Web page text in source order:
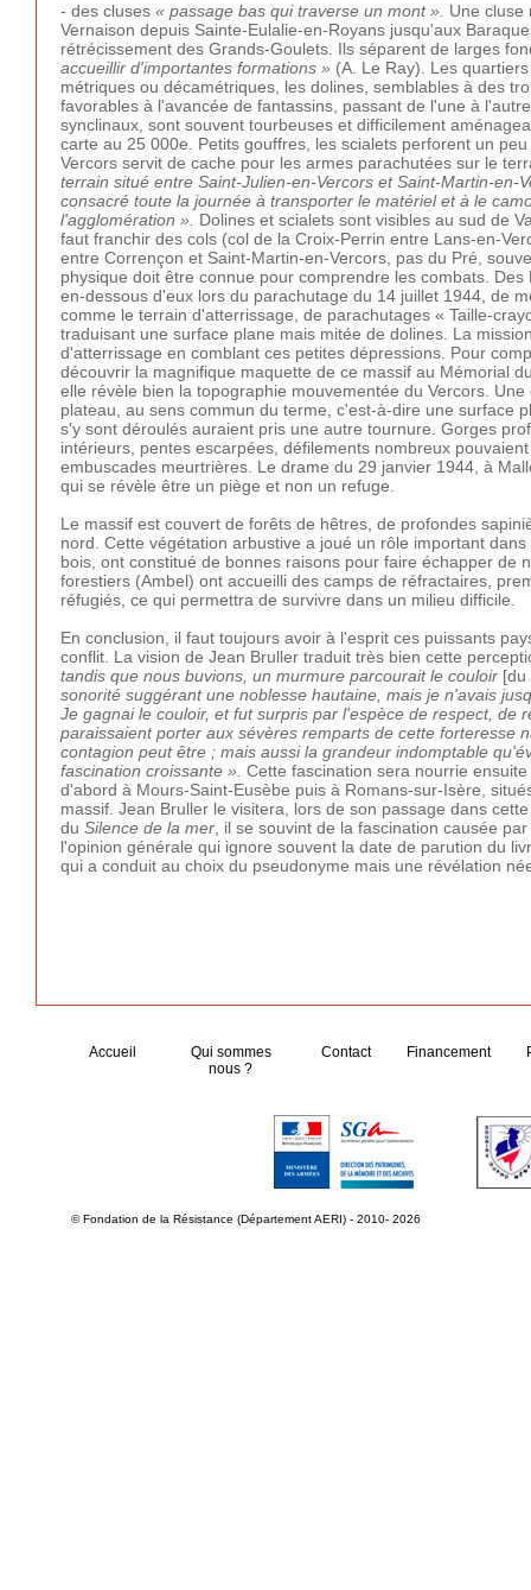
- des cluses « passage bas qui traverse un mont ».
Une cluse
Vernaison depuis Sainte-Eulalie-en-Royans jusqu'aux
rétrécissement des Grands-Goulets. Ils séparent de larges
accueillir d'importantes formations » (A. Le Ray). Les
métriques ou décamétriques, les dolines, semblables à des
favorables à l'avancée de fantassins, passant de l'une à
synclinaux, sont souvent tourbeuses et difficilement
carte au 25 000e. Petits gouffres, les scialets perforent un
Vercors servit de cache pour les armes parachutées sur le
terrain situé entre Saint-Julien-en-Vercors et Saint-Martin-
consacré toute la journée à transporter le matériel et à le
l'agglomération ».
Dolines et scialets sont visibles au sud de
faut franchir des cols (col de la Croix-Perrin entre Lans-en-
entre Corrençon et Saint-Martin-en-Vercors, pas du Pré,
physique doit être connue pour comprendre les combats.
en-dessous d'eux lors du parachutage du 14 juillet 1944, de
comme le terrain d'atterrissage, de parachutages « Taille-
traduisant une surface plane mais mitée de dolines. La
d'atterrissage en comblant ces petites dépressions. Pour
découvrir la magnifique maquette de ce massif au Mémorial
elle révèle bien la topographie mouvementée du Vercors.
plateau, au sens commun du terme, c'est-à-dire une surface
s'y sont déroulés auraient pris une autre tournure. Gorges
intérieurs, pentes escarpées, défilements nombreux
embuscades meurtrières. Le drame du 29 janvier 1944, à
qui se révèle être un piège et non un refuge.
Le massif est couvert de forêts de hêtres, de profondes
nord. Cette végétation arbustive a joué un rôle important
bois, ont constitué de bonnes raisons pour faire échapper de
forestiers (Ambel) ont accueilli des camps de réfractaires,
réfugiés, ce qui permettra de survivre dans un milieu difficile.
En conclusion, il faut toujours avoir à l'esprit ces puissants
conflit. La vision de Jean Bruller traduit très bien cette
tandis que nous buvions, un murmure parcourait le couloir
sonorité suggérant une noblesse hautaine, mais je n'avais
Je gagnai le couloir, et fut surpris par l'espèce de respect,
paraissaient porter aux sévères remparts de cette forteresse
contagion peut être ; mais aussi la grandeur indomptable
fascination croissante ». Cette fascination sera nourrie
d'abord à Mours-Saint-Eusèbe puis à Romans-sur-Isère,
massif. Jean Bruller le visitera, lors de son passage dans
du Silence de la mer , il se souvint de la fascination causée
l'opinion générale qui ignore souvent la date de parution du
qui a conduit au choix du pseudonyme mais une révélation
Accueil
Qui sommes
nous ?
Contact Financement
© Fondation de la Résistance (Département AERI) - 2010- 2026